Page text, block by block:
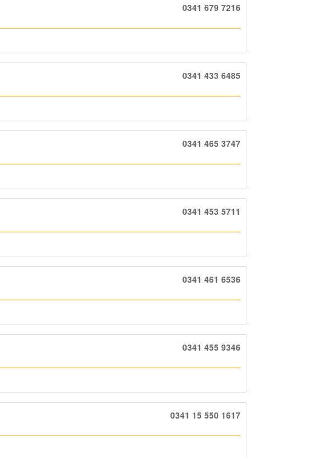
0341 679 7216
0341 433 6485
0341 465 3747
0341 453 5711
0341 461 6536
0341 455 9346
0341 15 550 1617